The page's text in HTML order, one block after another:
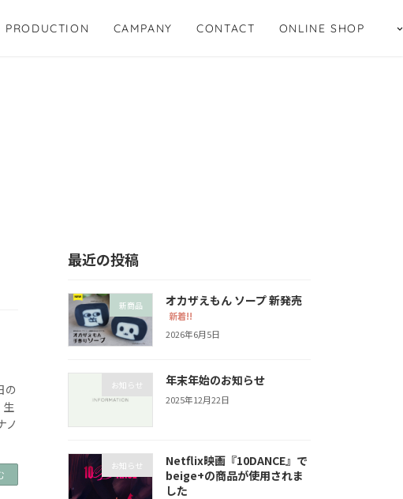
PRODUCTION CAMPANY CONTACT ONLINE SHOP
の
生
ノ
最近の投稿
新商品 オカザえもん ソープ 新発売
新着!!
2026年6月5日
お知らせ 年末年始のお知らせ
2025年12月22日
お知らせ
Netflix映画『10DANCE』で
beige+の商品が使用されま
した